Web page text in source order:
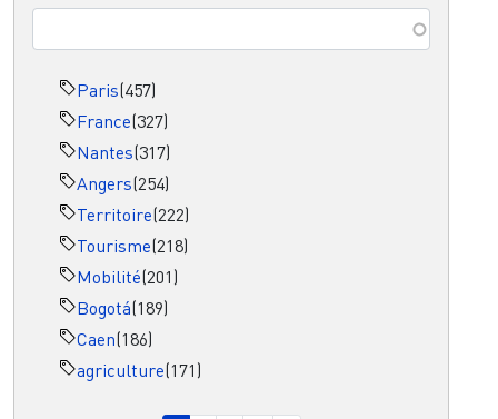
Paris(457)
France(327)
Nantes(317)
Angers(254)
Territoire(222)
Tourisme(218)
Mobilité(201)
Bogotá(189)
Caen(186)
agriculture(171)